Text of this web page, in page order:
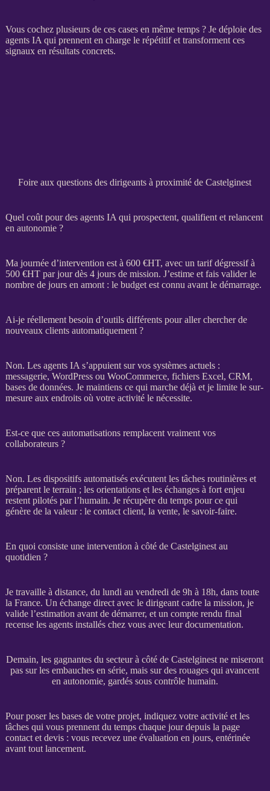
Vous cochez plusieurs de ces cases en même temps ? Je déploie des
agents IA qui prennent en charge le répétitif et transforment ces
signaux en résultats concrets.
Foire aux questions des dirigeants à proximité de Castelginest
Quel coût pour des agents IA qui prospectent, qualifient et relancent
en autonomie ?
Ma journée d’intervention est à 600 €HT, avec un tarif dégressif à
500 €HTpar jour dès 4 jours de mission. J’estime et fais valider le
nombre de jours en amont : le budget est connu avant le démarrage.
Ai-je réellement besoin d’outils différents pour aller chercher de
nouveaux clients automatiquement ?
Non. Les agents IA s’appuient sur vos systèmes actuels :
messagerie, WordPressou WooCommerce, fichiers Excel, CRM,
bases de données. Je maintiens ce qui marche déjà et je limite le sur-
mesure aux endroits où votre activité le nécessite.
Est-ce que ces automatisations remplacent vraiment vos
collaborateurs ?
Non. Les dispositifs automatisésexécutent les tâches routinières et
préparent le terrain ; les orientations et les échanges à fort enjeu
restent pilotés par l’humain. Je récupère du temps pour ce qui
génère de la valeur : le contact client, la vente, le savoir-faire.
En quoi consiste une intervention à côté de Castelginest au
quotidien ?
Je travaille à distance, du lundi au vendredi de 9h à 18h, dans toute
la France. Un échange direct avec le dirigeant cadre la mission, je
valide l’estimation avant de démarrer, et un compte rendu final
recense les agentsinstallés chez vous avec leur documentation.
Demain, les gagnantes du secteur à côté de Castelginest ne miseront
pas sur les embauches en série, mais sur des rouages qui avancent
en autonomie, gardés sous contrôle humain.
Pour poser les bases de votre projet, indiquez votre activité et les
tâches qui vous prennent du temps chaque jour depuis la page
contact et devis: vous recevez une évaluation en jours, entérinée
avant tout lancement.